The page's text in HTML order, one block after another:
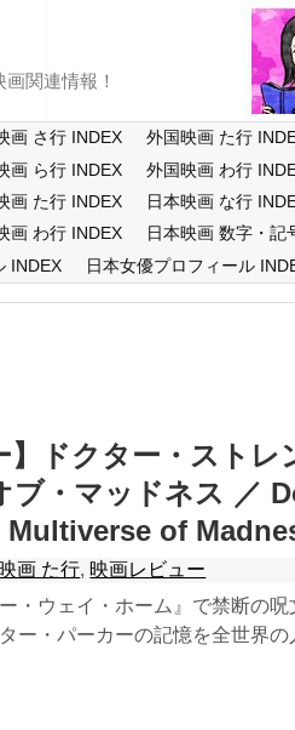
関連情報！
画 さ行 INDEX 外国映画 た行
画 ら行 INDEX 外国映画 わ行
画 た行 INDEX 日本映画 な行
画 わ行 INDEX 日本映画 数字・記
INDEX 日本女優プロフィール
】ドクター・ストレ
ブ・マッドネス ／
of
画 た行, 映画レビュー
・ウェイ・ホーム』で禁断の呪
ー・パーカーの記憶を全世界の